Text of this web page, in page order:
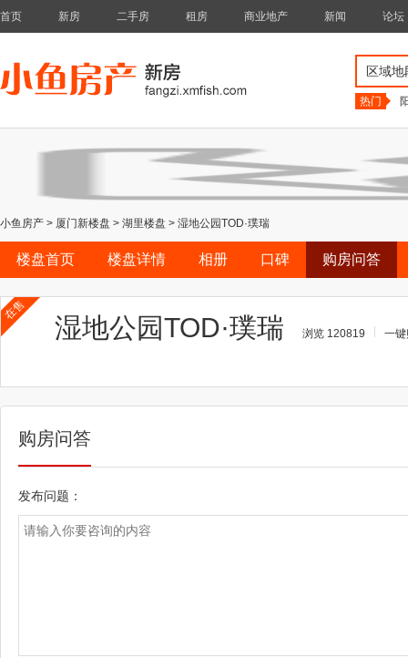
首页 新房 二手房 租房 商业地产 新闻 论坛
区域地
热门
小鱼房产 > 厦门新楼盘 > 湖里楼盘 > 湿地公园TOD·璞瑞
楼盘首页 楼盘详情 相册 口碑 购房问答
在售
湿地公园TOD·璞瑞 浏览 120819 一
购房问答
发布问题：